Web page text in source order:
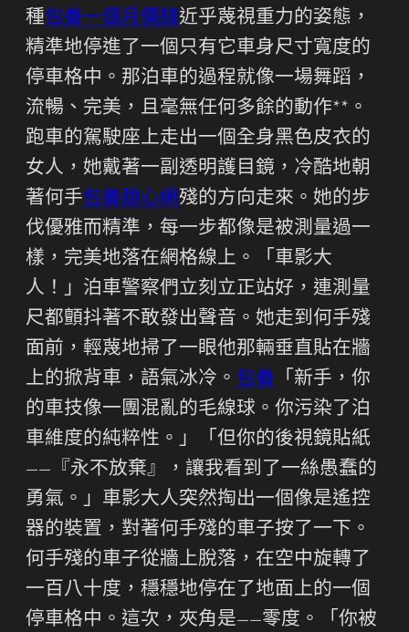
種包養一個月價錢近乎蔑視重力的姿態，
精準地停進了一個只有它車身尺寸寬度的
停車格中。那泊車的過程就像一場舞蹈，
流暢、完美，且毫無任何多餘的動作**。
跑車的駕駛座上走出一個全身黑色皮衣的
女人，她戴著一副透明護目鏡，冷酷地朝
著何手包養甜心網殘的方向走來。她的步
伐優雅而精準，每一步都像是被測量過一
樣，完美地落在網格線上。「車影大
人！」泊車警察們立刻立正站好，連測量
尺都顫抖著不敢發出聲音。她走到何手殘
面前，輕蔑地掃了一眼他那輛垂直貼在牆
上的掀背車，語氣冰冷。 包養 「新手，你
的車技像一團混亂的毛線球。你污染了泊
車維度的純粹性。」「但你的後視鏡貼紙
——『永不放棄』，讓我看到了一絲愚蠢的
勇氣。」車影大人突然掏出一個像是遙控
器的裝置，對著何手殘的車子按了一下。
何手殘的車子從牆上脫落，在空中旋轉了
一百八十度，穩穩地停在了地面上的一個
停車格中。這次，夾角是——零度。「你被